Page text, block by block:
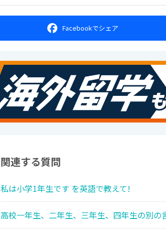
Facebookでシェア
関連する質問
私は小学1年生です を英語で教えて!
高校一年生、二年生、三年生、四年生の別の